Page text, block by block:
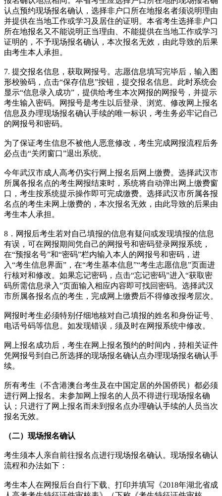
认点预约现场报名确认，选择非户口所在地报名者须说明理由
并提供在当地工作或学习及居住的证明。本省考生选择非户口
所在地报名又不能说明正当理由、不能提供在当地工作或学习
证明的，不予现场报名确认，本次报名无效，由此导致的后果
由考生本人承担。
7. 提交报名信息，获取网报号。志愿信息填写完毕后，输入图
形校验码，点击“保存信息”按钮，提交报名信息。此时系统会
显示“信息录入成功”，提供给考生本次网报的网报号，并提示
考生输入密码。网报号是考生以后登录、浏览、修改网上报名
信息及办理现场报名确认手续的唯一标识，考生务必牢记自己
的网报号和密码。
为了保证考生信息不被他人恶意修改，考生完成网报流程后务
必点击“关闭窗口”退出系统。
今年武汉市成人高考仍实行网上报名后网上缴费。选择武汉市
所属各报名点的考生网报结束时，系统将自动弹出网上缴费窗
口，考生按系统提示操作即可完成缴费。选择武汉市所属各报
名点的考生未网上缴费的，本次报名无效，由此导致的后果由
考生本人承担。
8．网报后考生若对自己填报的信息有疑问或发现填报的信息
有误，可在网报期间凭自己的网报号和密码登录网报系统，
在“预报名号”和“密码”栏内输入本人的网报号和密码，进
入“考生信息界面”，在“考生基本信息”“考生志愿信息”页面进
行核对和修改。如果忘记密码，点击“忘记密码”进入“获取密
码所需信息录入”页面输入相应内容即可找回密码。选择武汉
市所属各报名点的考生，完成网上缴费后不得修改报考层次。
网报时考生必须特别仔细地核对自己填报的姓名和身份证号、
电话号码等信息。如发现错误，须及时在网报系统中修改。
网上报名成功后，考生在网上报名预约的时间内，持相关证件
凭网报号到自己所选择的现场报名确认点办理现场报名确认手
续。
所有考生（不含港澳台考生及在中国定居的外国侨民）都必须
进行网上报名。未参加网上报名的人员不得进行现场报名确
认；只进行了网上报名而未到报名点办理确认手续的人员当次
报名无效。
（二）现场报名确认
考生须本人亲自前往报名点进行现场报名确认。现场报名确认
流程和办法如下：
考生本人在网报后台自行下载、打印并填写《2018年湖北省成